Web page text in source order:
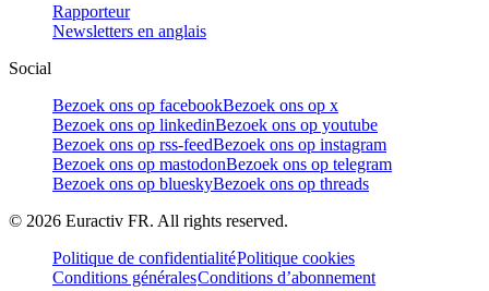
Rapporteur
Newsletters en anglais
Social
Bezoek ons op facebookBezoek ons op x
Bezoek ons op linkedinBezoek ons op youtube
Bezoek ons op rss-feedBezoek ons op instagram
Bezoek ons op mastodonBezoek ons op telegram
Bezoek ons op blueskyBezoek ons op threads
© 2026 Euractiv FR. All rights reserved.
Politique de confidentialitéPolitique cookies
Conditions généralesConditions d’abonnement